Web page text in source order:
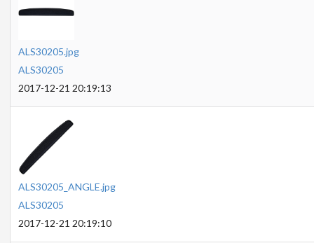
ALS30205.jpg
ALS30205
2017-12-21 20:19:13
ALS30205_ANGLE.jpg
ALS30205
2017-12-21 20:19:10